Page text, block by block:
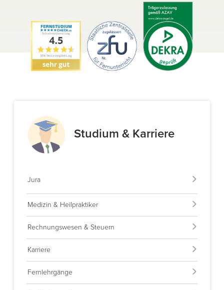
Studium & Karriere
Jura
Medizin & Heilpraktiker
Rechnungswesen & Steuern
Karriere
Fernlehrgänge